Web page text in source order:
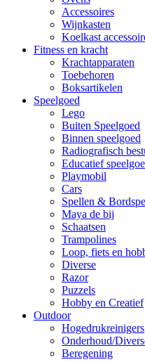
Accessoires
Wijnkasten
Koelkast
Fitness en kracht
Krachtapparaten
Toebehoren
Boksartikelen
Speelgoed
Lego
Buiten Speelgoed
Binnen speelgoed
Radiografisch
Educatief
Playmobil
Cars
Spellen &
Maya de bij
Schaatsen
Trampolines
Loop, fiets en
Diverse
Razor
Puzzels
Hobby en Creatief
Outdoor
Hogedrukreinigers
Onderhoud/
Beregening